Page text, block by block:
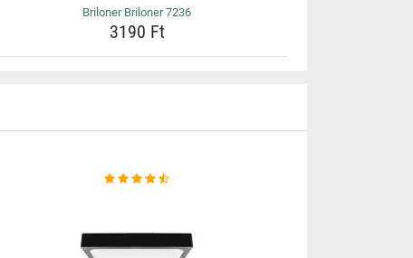
Briloner Briloner 7236
3190 Ft